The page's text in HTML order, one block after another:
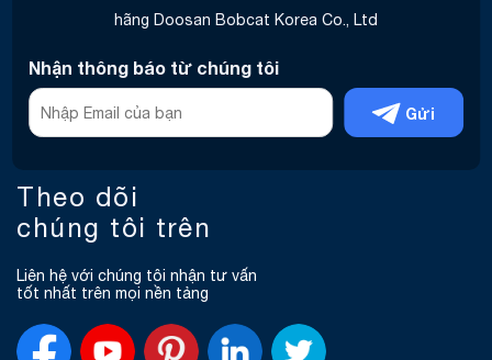
hãng Doosan Bobcat Korea Co., Ltd
Nhận thông báo từ chúng tôi
Gửi
Theo dõi
chúng tôi trên
Liên hệ với chúng tôi nhận tư vấn
tốt nhất trên mọi nền tảng